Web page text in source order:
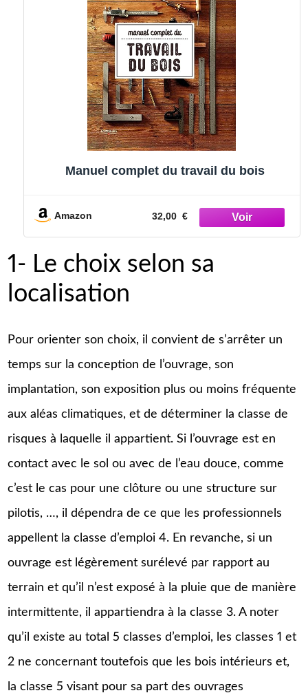
Manuel complet du travail du bois
Amazon 32,00 €
1- Le choix selon sa
localisation
Pour orienter son choix, il convient de s’arrêter un
temps sur la conception de l’ouvrage, son
implantation, son exposition plus ou moins fréquente
aux aléas climatiques, et de déterminer la classe de
risques à laquelle il appartient. Si l’ouvrage est en
contact avec le sol ou avec de l’eau douce, comme
c’est le cas pour une clôture ou une structure sur
pilotis, …, il dépendra de ce que les professionnels
appellent la classe d’emploi 4. En revanche, si un
ouvrage est légèrement surélevé par rapport au
terrain et qu’il n’est exposé à la pluie que de manière
intermittente, il appartiendra à la classe 3. A noter
qu’il existe au total 5 classes d’emploi, les classes 1 et
2 ne concernant toutefois que les bois intérieurs et,
la classe 5 visant pour sa part des ouvrages